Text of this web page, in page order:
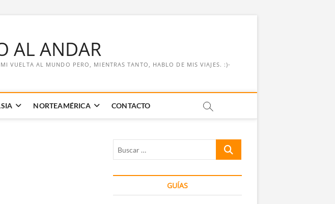
AL ANDAR
VUELTA AL MUNDO PERO, MIENTRAS TANTO, HABLO DE MIS VIAJES. :)-
NORTEAMÉRICA CONTACTO
Buscar
GUÍAS